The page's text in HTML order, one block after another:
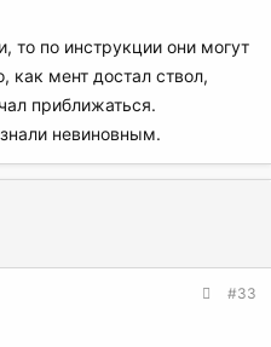
то по инструкции они могут
как мент достал ствол,
приближаться.
невиновным.
#33